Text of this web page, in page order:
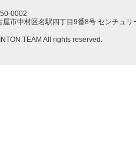
0002
屋市中村区名駅四丁目9番8号 センチュリ
TEAM All rights reserved.